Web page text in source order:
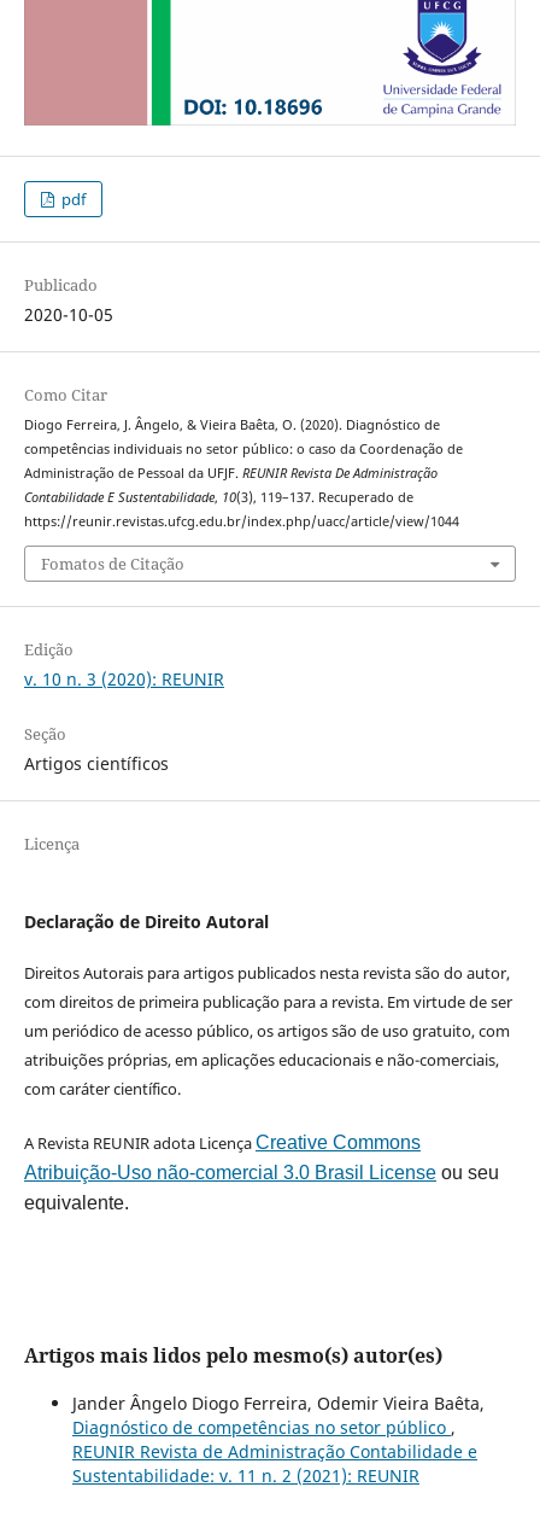
pdf
Publicado
2020-10-05
Como Citar
Diogo Ferreira, J. Ângelo, & Vieira Baêta, O. (2020). Diagnóstico de
competências individuais no setor público: o caso da Coordenação de
Administração de Pessoal da UFJF. REUNIR Revista De Administração
Contabilidade E Sustentabilidade, 10(3), 119–137. Recuperado de
https://reunir.revistas.ufcg.edu.br/index.php/uacc/article/view/1044
Fomatos de Citação
Edição
v. 10 n. 3 (2020): REUNIR
Seção
Artigos científicos
Licença
Declaração de Direito Autoral
Direitos Autorais para artigos publicados nesta revista são do autor,
com direitos de primeira publicação para a revista. Em virtude de ser
um periódico de acesso público, os artigos são de uso gratuito, com
atribuições próprias, em aplicações educacionais e não-comerciais,
com caráter científico.
A Revista REUNIR adota LicençaCreative Commons
Atribuição-Uso não-comercial 3.0 Brasil Licenseou seu
equivalente.
Artigos mais lidos pelo mesmo(s) autor(es)
Jander Ângelo Diogo Ferreira, Odemir Vieira Baêta,
Diagnóstico de competências no setor público ,
REUNIR Revista de Administração Contabilidade e
Sustentabilidade: v. 11 n. 2 (2021): REUNIR